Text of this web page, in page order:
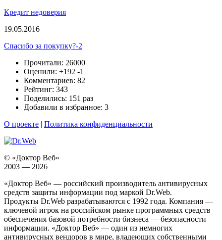
Кредит недоверия
19.05.2016
Спасибо за покупку?-2
Прочитали: 26000
Оценили: +192 -1
Комментариев: 82
Рейтинг: 343
Поделились: 151 раз
Добавили в избранное: 3
О проекте | Политика конфиденциальности
© «Доктор Веб»
2003 — 2026
«Доктор Веб» — российский производитель антивирусных
средств защиты информации под маркой Dr.Web.
Продукты Dr.Web разрабатываются с 1992 года. Компания —
ключевой игрок на российском рынке программных средств
обеспечения базовой потребности бизнеса — безопасности
информации. «Доктор Веб» — один из немногих
антивирусных вендоров в мире, владеющих собственными